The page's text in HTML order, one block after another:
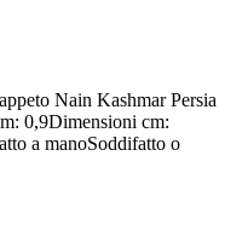
Nain Kashmar Persia
0,9Dimensioni cm:
a manoSoddifatto o